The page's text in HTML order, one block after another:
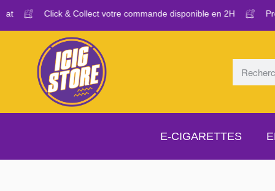
Click & Collect votre commande disponible en 2H
E-CIGARETTES